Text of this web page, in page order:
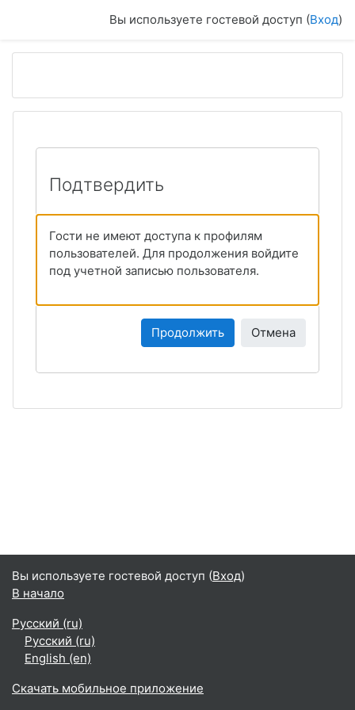
Вы используете гостевой доступ (Вход)
Подтвердить
Гости не имеют доступа к профилям
пользователей. Для продолжения войдите
под учетной записью пользователя.
Продолжить Отмена
Вы используете гостевой доступ (Вход)
В начало
Русский ‎(ru)‎
Русский ‎(ru)‎
English ‎(en)‎
Скачать мобильное приложение